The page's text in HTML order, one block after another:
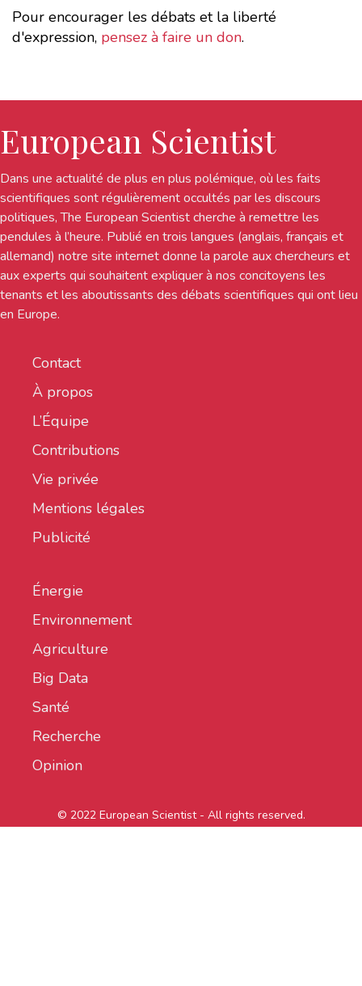
Pour encourager les débats et la liberté
d'expression, pensez à faire un don.
European Scientist
Dans une actualité de plus en plus polémique, où les faits
scientifiques sont régulièrement occultés par les discours
politiques, The European Scientist cherche à remettre les
pendules à l’heure. Publié en trois langues (anglais, français et
allemand) notre site internet donne la parole aux chercheurs et
aux experts qui souhaitent expliquer à nos concitoyens les
tenants et les aboutissants des débats scientifiques qui ont lieu
en Europe.
Contact
À propos
L’Équipe
Contributions
Vie privée
Mentions légales
Publicité
Énergie
Environnement
Agriculture
Big Data
Santé
Recherche
Opinion
© 2022 European Scientist - All rights reserved.